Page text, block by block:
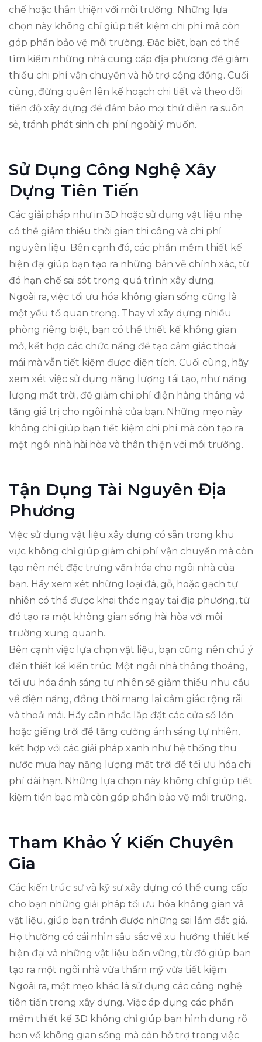
chế hoặc thân thiện với môi trường. Những lựa
chọn này không chỉ giúp tiết kiệm chi phí mà còn
góp phần bảo vệ môi trường. Đặc biệt, bạn có thể
tìm kiếm những nhà cung cấp địa phương để giảm
thiểu chi phí vận chuyển và hỗ trợ cộng đồng. Cuối
cùng, đừng quên lên kế hoạch chi tiết và theo dõi
tiến độ xây dựng để đảm bảo mọi thứ diễn ra suôn
sẻ, tránh phát sinh chi phí ngoài ý muốn.
Sử Dụng Công Nghệ Xây
Dựng Tiên Tiến
Các giải pháp như in 3D hoặc sử dụng vật liệu nhẹ
có thể giảm thiểu thời gian thi công và chi phí
nguyên liệu. Bên cạnh đó, các phần mềm thiết kế
hiện đại giúp bạn tạo ra những bản vẽ chính xác, từ
đó hạn chế sai sót trong quá trình xây dựng.
Ngoài ra, việc tối ưu hóa không gian sống cũng là
một yếu tố quan trọng. Thay vì xây dựng nhiều
phòng riêng biệt, bạn có thể thiết kế không gian
mở, kết hợp các chức năng để tạo cảm giác thoải
mái mà vẫn tiết kiệm được diện tích. Cuối cùng, hãy
xem xét việc sử dụng năng lượng tái tạo, như năng
lượng mặt trời, để giảm chi phí điện hàng tháng và
tăng giá trị cho ngôi nhà của bạn. Những mẹo này
không chỉ giúp bạn tiết kiệm chi phí mà còn tạo ra
một ngôi nhà hài hòa và thân thiện với môi trường.
Tận Dụng Tài Nguyên Địa
Phương
Việc sử dụng vật liệu xây dựng có sẵn trong khu
vực không chỉ giúp giảm chi phí vận chuyển mà còn
tạo nên nét đặc trưng văn hóa cho ngôi nhà của
bạn. Hãy xem xét những loại đá, gỗ, hoặc gạch tự
nhiên có thể được khai thác ngay tại địa phương, từ
đó tạo ra một không gian sống hài hòa với môi
trường xung quanh.
Bên cạnh việc lựa chọn vật liệu, bạn cũng nên chú ý
đến thiết kế kiến trúc. Một ngôi nhà thông thoáng,
tối ưu hóa ánh sáng tự nhiên sẽ giảm thiểu nhu cầu
về điện năng, đồng thời mang lại cảm giác rộng rãi
và thoải mái. Hãy cân nhắc lắp đặt các cửa sổ lớn
hoặc giếng trời để tăng cường ánh sáng tự nhiên,
kết hợp với các giải pháp xanh như hệ thống thu
nước mưa hay năng lượng mặt trời để tối ưu hóa chi
phí dài hạn. Những lựa chọn này không chỉ giúp tiết
kiệm tiền bạc mà còn góp phần bảo vệ môi trường.
Tham Khảo Ý Kiến Chuyên
Gia
Các kiến trúc sư và kỹ sư xây dựng có thể cung cấp
cho bạn những giải pháp tối ưu hóa không gian và
vật liệu, giúp bạn tránh được những sai lầm đắt giá.
Họ thường có cái nhìn sâu sắc về xu hướng thiết kế
hiện đại và những vật liệu bền vững, từ đó giúp bạn
tạo ra một ngôi nhà vừa thẩm mỹ vừa tiết kiệm.
Ngoài ra, một mẹo khác là sử dụng các công nghệ
tiên tiến trong xây dựng. Việc áp dụng các phần
mềm thiết kế 3D không chỉ giúp bạn hình dung rõ
hơn về không gian sống mà còn hỗ trợ trong việc